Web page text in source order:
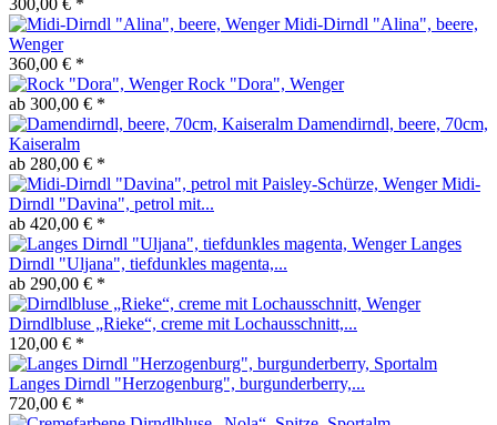
Midi-Dirndl "Alina", beere,
Wenger
360,00 € *
Rock "Dora", Wenger
ab 300,00 € *
Damendirndl, beere, 70cm,
Kaiseralm
ab 280,00 € *
Midi-
Dirndl "Davina", petrol mit...
ab 420,00 € *
Langes
Dirndl "Uljana", tiefdunkles magenta,...
ab 290,00 € *
Dirndlbluse „Rieke“, creme mit Lochausschnitt,...
120,00 € *
Langes Dirndl "Herzogenburg", burgunderberry,...
720,00 € *